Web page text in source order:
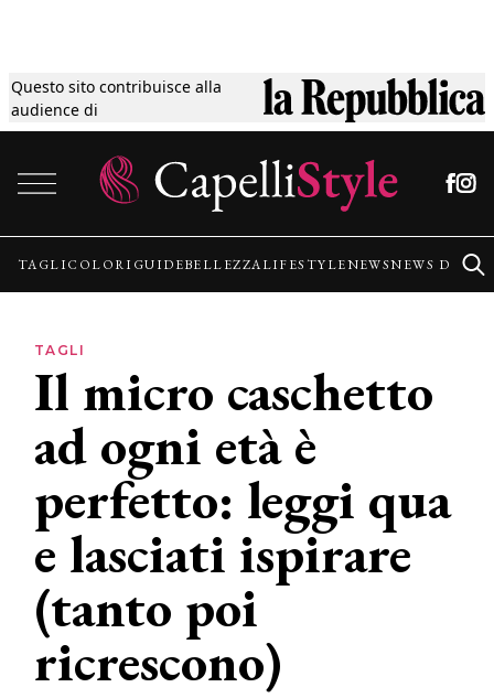
Questo sito contribuisce alla
audience di
Tagli
Colori
Guide
Lifestyle
News
News
dalle
aziende
TAGLICOLORI GUIDEBELLEZZALIFESTYLENEWSNEWS
TAGLI
Il micro caschetto
ad ogni età è
perfetto: leggi qua
e lasciati ispirare
(tanto poi
ricrescono)